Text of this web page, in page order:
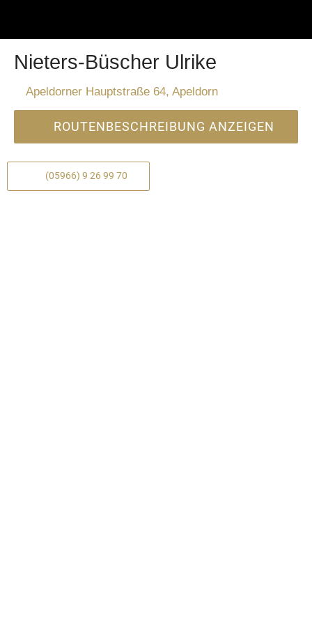
Nieters-Büscher Ulrike
Apeldorner Hauptstraße 64, Apeldorn
ROUTENBESCHREIBUNG ANZEIGEN
(05966) 9 26 99 70